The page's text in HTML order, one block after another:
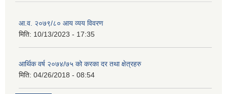
आ.व. २०७९/८० आय व्यय विवरण
मिति: 10/13/2023 - 17:35
आर्थिक वर्ष २०७४/७५ को करका दर तथा क्षेत्रहरु
मिति: 04/26/2018 - 08:54